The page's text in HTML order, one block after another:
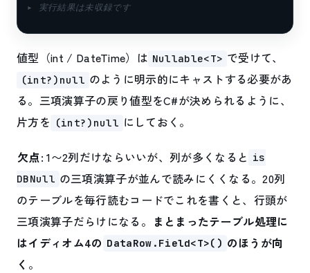
▸ 実行結果は未収録です
値型（int / DateTime）は Nullable<T> で受けて、
(int?)null のように明示的にキャストする必要があ
る。三項演算子の戻り値型をC#が決められるように、
片方を (int?)null にしておく。
欠点: 1〜2列だけならいいが、列が多くなると is
DBNull の三項演算子が並んで読みにくくなる。20列
のテーブルを毎行読むコードでこれを書くと、行頭が
三項演算子だらけになる。 まとまったテーブル処理に
はイディオム4の DataRow.Field<T>() のほうが向
く 。